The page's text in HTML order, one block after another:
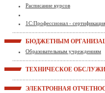
Расписание курсов
1С:Профессионал -
БЮДЖЕТНЫМ
Образовательным учреждениям
ТЕХНИЧЕСКОЕ
ЭЛЕКТРОННАЯ